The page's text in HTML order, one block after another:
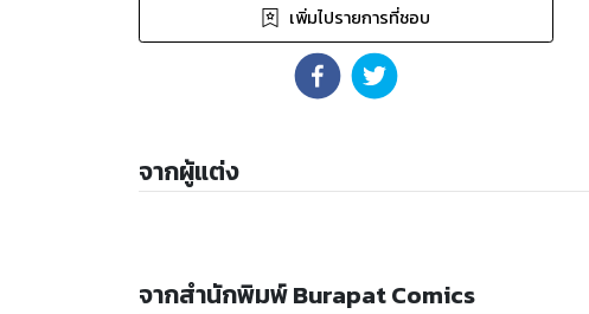
เพิ่มไปรายการที่ชอบ
จากผู้แต่ง
จากสำนักพิมพ์ Burapat Comics